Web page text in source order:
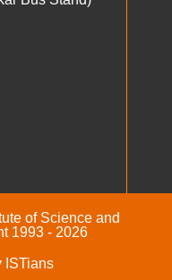
of Science and
1993 - 2026
ISTians